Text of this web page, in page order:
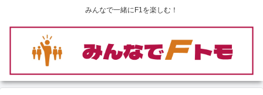
みんなで一緒にF1を楽しむ！